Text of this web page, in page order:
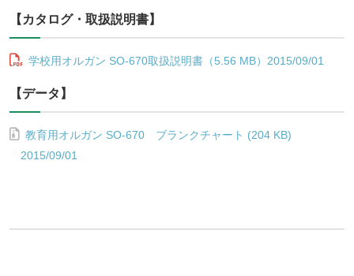
【カタログ・取扱説明書】
学校用オルガン SO-670取扱説明書（5.56 MB）2015/09/01
【データ】
教育用オルガン SO-670 ブランクチャート (204 KB)
2015/09/01